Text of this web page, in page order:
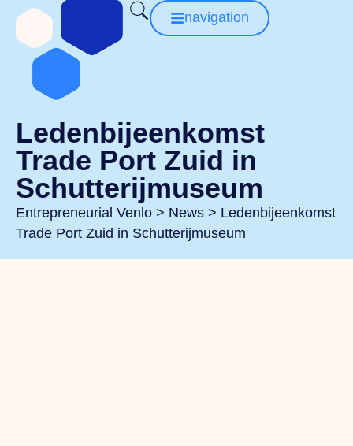
navigation
Ledenbijeenkomst
Trade Port Zuid in
Schutterijmuseum
Entrepreneurial Venlo > News > Ledenbijeenkomst
Trade Port Zuid in Schutterijmuseum